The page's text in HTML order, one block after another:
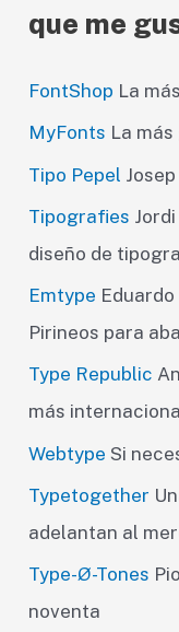
que me
FontShop La
MyFonts La
Tipo Pepel
Tipografies
diseño de
Emtype Eduardo
Pirineos para
Type Republic
más
Webtype Si
Typetogether
adelantan al
Type-Ø-Tones
noventa